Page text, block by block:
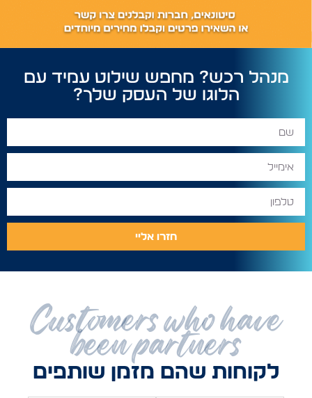
מנהל רכש? מחפש שילוט עמיד עם
הלוגו של העסק שלך?
חזרו אליי
Customers who have
been partners
לקוחות שהם מזמן שותפים